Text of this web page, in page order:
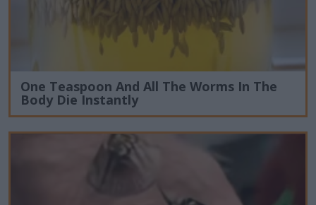
One Teaspoon And All The Worms In The
Body Die Instantly